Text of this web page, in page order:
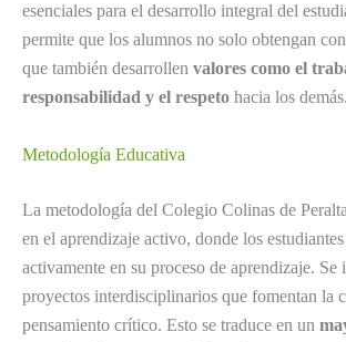
esenciales para el desarrollo integral del
permite que los alumnos no solo obtengan
que también desarrollen valores como el
responsabilidad y el respeto hacia los demás.
Metodología Educativa
La metodología del Colegio Colinas de
en el aprendizaje activo, donde los
activamente en su proceso de aprendizaje. Se
proyectos interdisciplinarios que fomentan la
pensamiento crítico. Esto se traduce en un